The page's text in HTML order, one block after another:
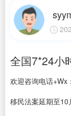
全国7*24小
欢迎咨询电话+Wx：
移民法案延期至